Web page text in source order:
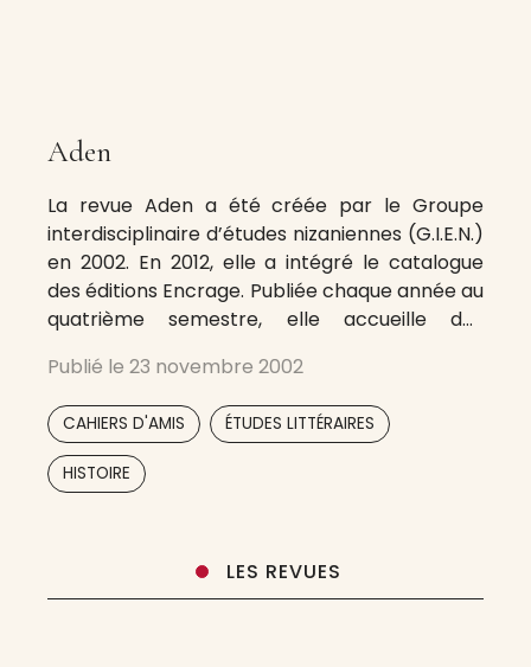
Aden
La revue Aden a été créée par le Groupe
interdisciplinaire d’études nizaniennes (G.I.E.N.)
en 2002. En 2012, elle a intégré le catalogue
des éditions Encrage. Publiée chaque année au
quatrième semestre, elle accueille des
aussi de personnalités extérieures à
l’association. Sans oublier son point d’ancrage,
l’écrivain-journaliste Paul Nizan, ses
Publié le 23 novembre 2002
CAHIERS D'AMIS ÉTUDES LITTÉRAIRES
HISTOIRE
LES REVUES